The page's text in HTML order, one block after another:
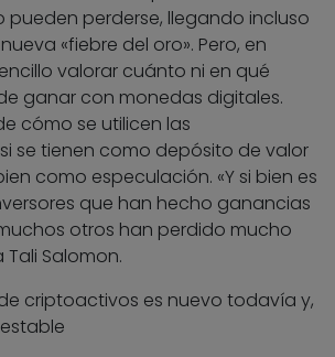
pueden perderse, llegando incluso
«fiebre del oro». Pero, en
valorar cuánto ni en qué
ganar con monedas digitales.
cómo se utilicen las
se tienen como depósito de valor
como especulación. «Y si bien es
que han hecho ganancias
otros han perdido mucho
Salomon.
criptoactivos es nuevo todavía y,